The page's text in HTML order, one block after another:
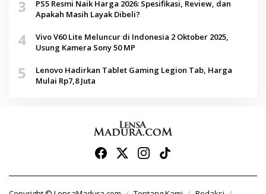
3
PS5 Resmi Naik Harga 2026: Spesifikasi, Review, dan
Apakah Masih Layak Dibeli?
4
Vivo V60 Lite Meluncur di Indonesia 2 Oktober 2025,
Usung Kamera Sony 50 MP
5
Lenovo Hadirkan Tablet Gaming Legion Tab, Harga
Mulai Rp7,8 Juta